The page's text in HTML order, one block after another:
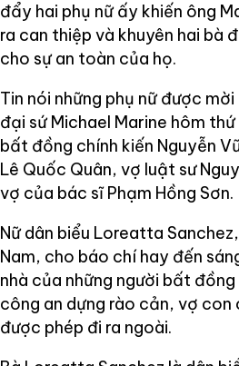
đẩy hai phụ nữ ấy khiến ông
ra can thiệp và khuyên hai bà
cho sự an toàn của họ.
Tin nói những phụ nữ được
đại sứ Michael Marine hôm
bất đồng chính kiến Nguyễn
Lê Quốc Quân, vợ luật sư
vợ của bác sĩ Phạm Hồng Sơn.
Nữ dân biểu Loreatta
Nam, cho báo chí hay đến
nhà của những người bất
công an dựng rào cản, vợ con
được phép đi ra ngoài.